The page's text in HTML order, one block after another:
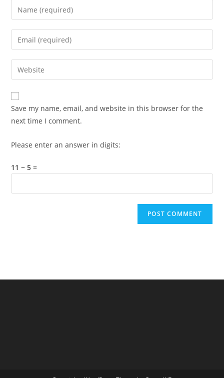
Enter
your
name
comment
Enter
your
email
address
comment
Enter
your
website
URL
(optional)
Save my name, email, and website in this browser for the
next time I comment.
Please enter an answer in digits:
11 − 5 =